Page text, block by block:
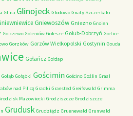
Glina Glinojeck Glodowo Gnaty Szczerbaki
Gniewoszów Gniezno Gnoien
Golczewo Goleniów Golesze Golub-Dobrzyń Gorlice
Gorzków Gorzów Wielkopolski Gostynin Gouda
Gołańcz Gołdap
Gołąb Gołąbki Gościmin Gościno Goźlin Graal
nad Pilicą Gradki Graested Greifswald Grimma
Mazowiecki Grodziszcze Grodziszcze
Grudusk Grudziądz Gruenewald Grunwald